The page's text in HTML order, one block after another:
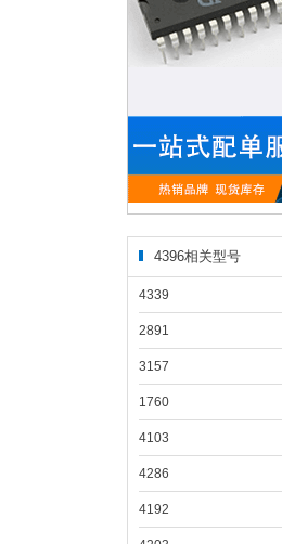
4396相关型号
4339
2891
3157
1760
4103
4286
4192